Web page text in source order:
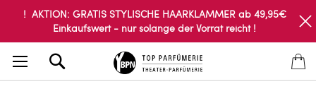
! AKTION: GRATIS STYLISCHE HAARKLAMMER ab 49,95€
Einkaufswert - nur solange der Vorrat reicht !